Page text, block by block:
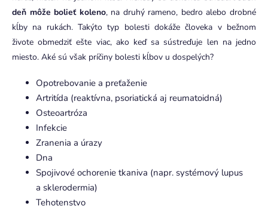
deň môže bolieť koleno, na druhý rameno, bedro alebo drobné
kĺby na rukách. Takýto typ bolesti dokáže človeka v bežnom
živote obmedziť ešte viac, ako keď sa sústreďuje len na jedno
miesto. Aké sú však príčiny bolesti kĺbov u dospelých?
Opotrebovanie a preťaženie
Artritída (reaktívna, psoriatická aj reumatoidná)
Osteoartróza
Infekcie
Zranenia a úrazy
Dna
Spojivové ochorenie tkaniva (napr. systémový lupus
a sklerodermia)
Tehotenstvo